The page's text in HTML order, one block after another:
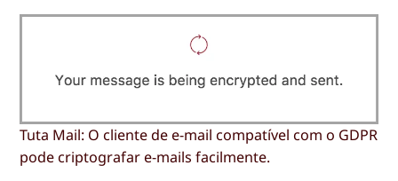
Tuta Mail: O cliente de e-mail compatível com o GDPR
pode criptografar e-mails facilmente.